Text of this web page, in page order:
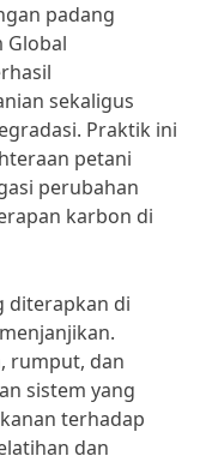
padang
Global
sekaligus
Praktik ini
petani
perubahan
karbon di
diterapkan di
rumput, dan
sistem yang
terhadap
dan